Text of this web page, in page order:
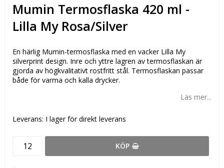
Mumin Termosflaska 420 ml -
Lilla My Rosa/Silver
En härlig Mumin-termosflaska med en vacker Lilla My
silverprint design. Inre och yttre lagren av termosflaskan är
gjorda av högkvalitativt rostfritt stål. Termosflaskan passar
både för varma och kalla drycker.
Läs mer...
Leverans: I lager för direkt leverans
KÖP